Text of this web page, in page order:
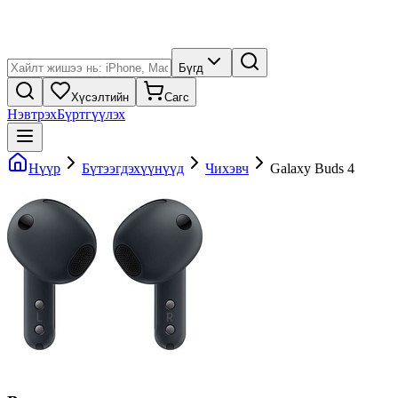
Бүгд
Хүсэлтийн Сагс
НэвтрэхБүртгүүлэх
Нүүр Бүтээгдэхүүнүүд Чихэвч Galaxy Buds 4